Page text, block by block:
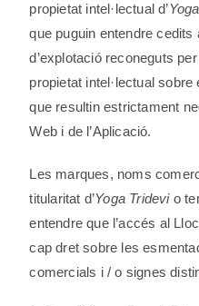
propietat intel·lectual d’
que puguin entendre cedits
d’explotació reconeguts
propietat intel·lectual
que resultin estrictament
Web i de l’Aplicació.
Les marques, noms
titularitat d’Yoga Tridevio
entendre que l’accés al
cap dret sobre les
comercials i / o signes